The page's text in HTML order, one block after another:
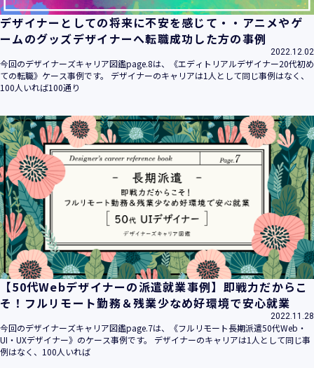
デザイナーとしての将来に不安を感じて・・アニメやゲ
ームのグッズデザイナーへ転職成功した方の事例
2022.12.02
今回のデザイナーズキャリア図鑑page.8は、《エディトリアルデザイナー20代初め
ての転職》ケース事例です。 デザイナーのキャリアは1人として同じ事例はなく、
100人いれば100通り
【50代Webデザイナーの派遣就業事例】即戦力だからこ
そ！フルリモート勤務＆残業少なめ好環境で安心就業
2022.11.28
今回のデザイナーズキャリア図鑑page.7は、《フルリモート長期派遣50代Web・
UI・UXデザイナー》のケース事例です。 デザイナーのキャリアは1人として同じ事
例はなく、100人いれば